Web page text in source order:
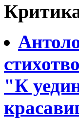
"К